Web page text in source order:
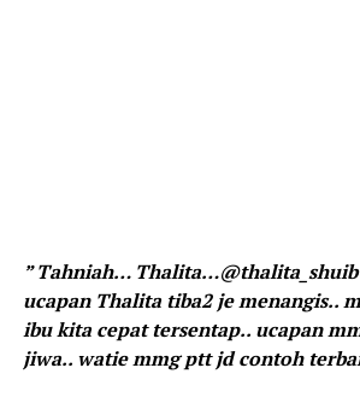
” Tahniah…
ucapan Thalita tiba2 je menangis..
ibu kita cepat tersentap.. ucapan
jiwa.. watie mmg ptt jd contoh